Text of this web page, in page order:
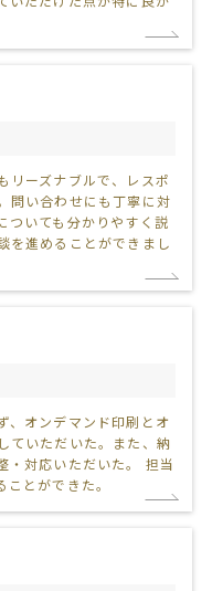
リーズナブルで、レスポ
問い合わせにも丁寧に対
ついても分かりやすく説
を進めることができまし
、オンデマンド印刷とオ
ていただいた。また、納
・対応いただいた。 担当
とができた。